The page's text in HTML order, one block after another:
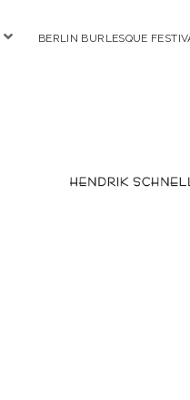
Menü
BERLIN BURLESQUE